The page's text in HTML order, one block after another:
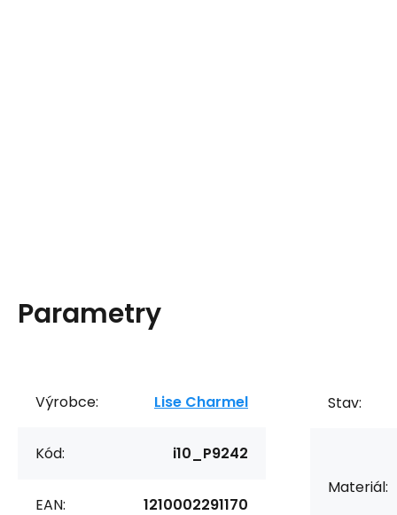
Parametry
Výrobce: Lise Charmel
Kód: i10_P9242
EAN: 1210002291170
Stav:
Materiál: